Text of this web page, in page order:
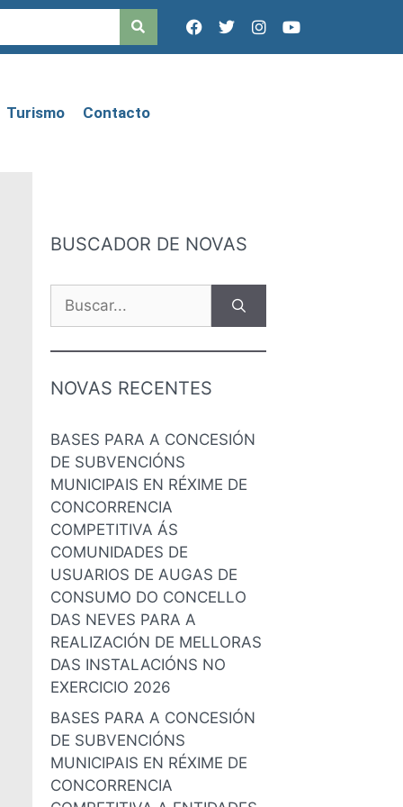
Turismo Contacto
BUSCADOR DE NOVAS
NOVAS RECENTES
BASES PARA A CONCESIÓN
DE SUBVENCIÓNS
MUNICIPAIS EN RÉXIME DE
CONCORRENCIA
COMPETITIVA ÁS
COMUNIDADES DE
USUARIOS DE AUGAS DE
CONSUMO DO CONCELLO
DAS NEVES PARA A
REALIZACIÓN DE MELLORAS
DAS INSTALACIÓNS NO
EXERCICIO 2026
BASES PARA A CONCESIÓN
DE SUBVENCIÓNS
MUNICIPAIS EN RÉXIME DE
CONCORRENCIA